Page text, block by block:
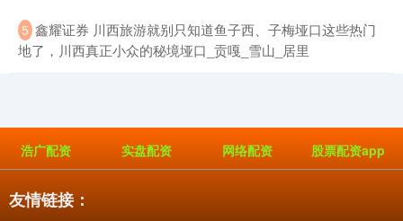
5 ​鑫耀证券 川西旅游就别只知道鱼子西、子梅垭口这些热门
地了，川西真正小众的秘境垭口_贡嘎_雪山_居里
浩广配资 实盘配资 网络配资 股票配资app
友情链接：